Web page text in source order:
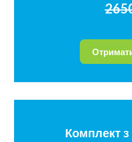
Комплект з